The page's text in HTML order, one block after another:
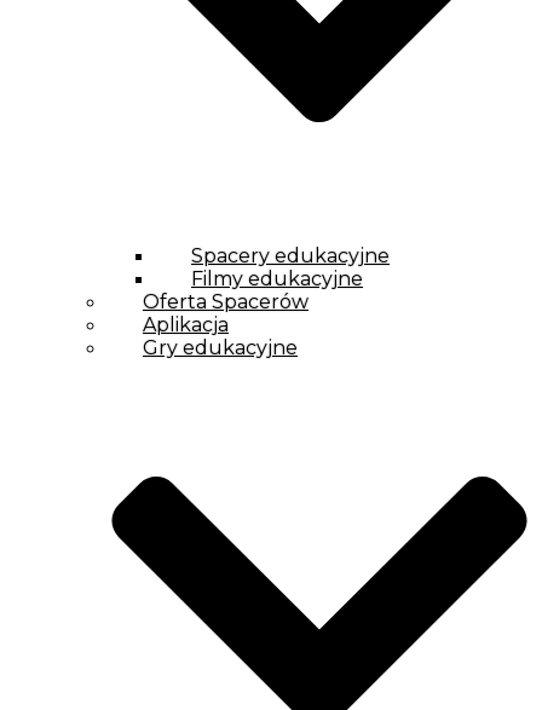
Spacery edukacyjne
Filmy edukacyjne
Oferta Spacerów
Aplikacja
Gry edukacyjne